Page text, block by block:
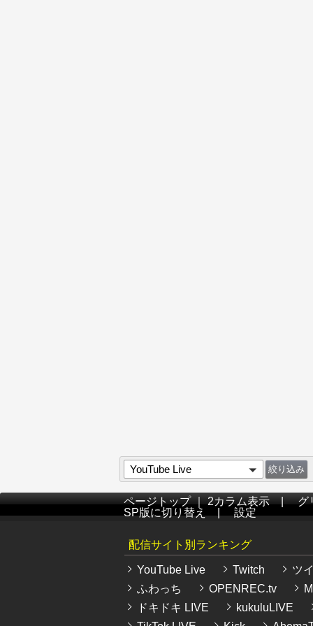
YouTube Live
ページトップ｜2カラム表示|グ
SP版に切り替え
設定
配信サイト別ランキング
YouTube Live Twitch
ツ
ふわっち
OPENREC.tv
ドキドキ LIVE
kukuluLIVE